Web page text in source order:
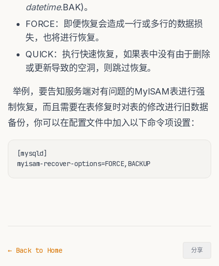
datetime.BAK)。
FORCE：即便恢复会造成一行或多行的数据损
失，也将进行恢复。
QUICK：执行快速恢复，如果表中没有由于删除
或更新导致的空洞，则跳过恢复。
举例，要告知服务端对有问题的MyISAM表进行强
制恢复，而且需要在表修复时对表的修改进行旧数据
备份，你可以在配置文件中加入以下命令项设置：
[mysqld]
← Back to Home 分享